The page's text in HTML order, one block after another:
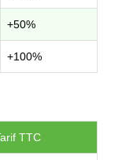
+50%
+100%
TTC